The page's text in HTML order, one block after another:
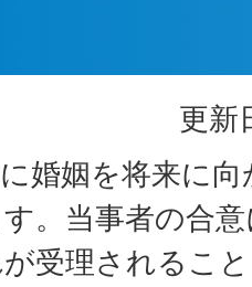
更新
婚姻を将来に
。当事者の合
受理されるこ